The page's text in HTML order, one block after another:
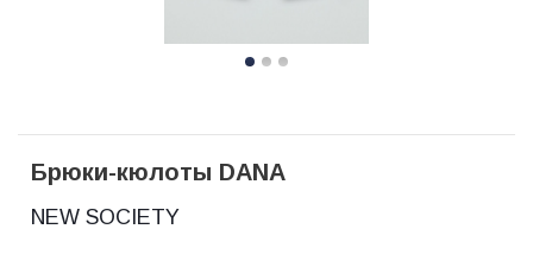
Брюки-кюлоты DANA
NEW SOCIETY